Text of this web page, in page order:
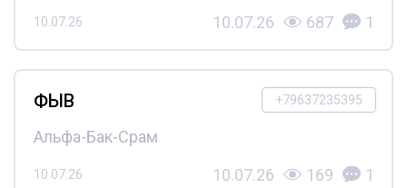
10.07.26 10.07.26 687 1
+79637235395
ФЫВ
Альфа-Бак-Срам
10.07.26 10.07.26 169 1